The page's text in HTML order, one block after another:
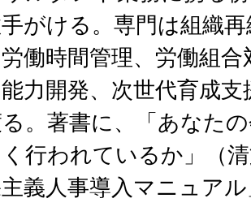
がける。専門は組織
働時間管理、労働組
力開発、次世代育成
。著書に、「あなた
行われているか」（
義人事導入マニュア